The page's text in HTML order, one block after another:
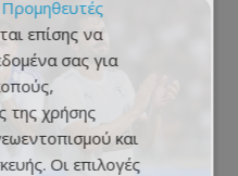
Προμηθευτές
επίσης να
σας για
της χρήσης
και
Οι επιλογές